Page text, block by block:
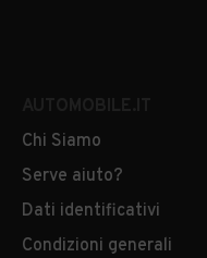
Chi Siamo
Serve aiuto?
Dati identificativi
Condizioni generali